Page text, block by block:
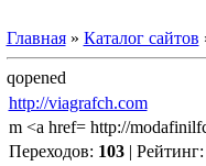
Главная» Каталог сайтов
qopened
http://viagrafch.com
m <a href= http://
Переходов: 103| Рейтинг: